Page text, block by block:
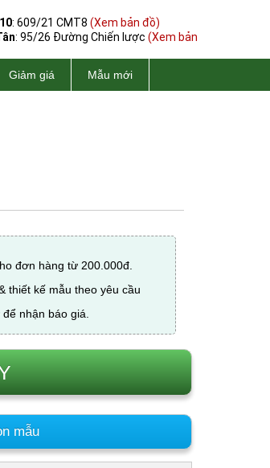
: 609/21 CMT8 (Xem bản đồ)
: 95/26 Đường Chiến lược (Xem bản
Giảm giá Mẫu mới
đơn hàng từ 200.000đ.
thiết kế mẫu theo yêu cầu
nhận báo giá.
mẫu